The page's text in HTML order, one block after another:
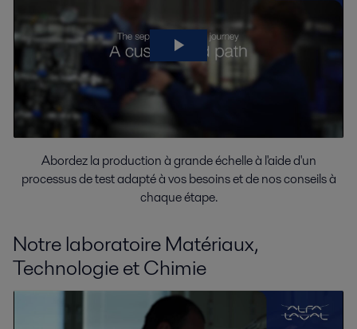
Abordez la production à grande échelle à l'aide d'un
processus de test adapté à vos besoins et de nos conseils à
chaque étape.
Notre laboratoire Matériaux,
Technologie et Chimie